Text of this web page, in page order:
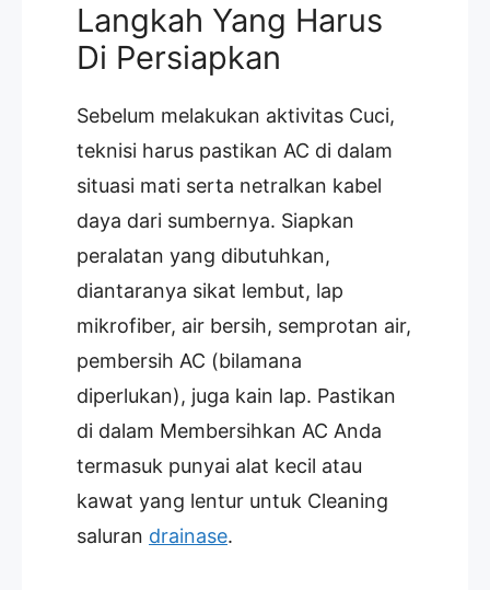
Langkah Yang Harus
Di Persiapkan
Sebelum melakukan aktivitas Cuci,
teknisi harus pastikan AC di dalam
situasi mati serta netralkan kabel
daya dari sumbernya. Siapkan
peralatan yang dibutuhkan,
diantaranya sikat lembut, lap
mikrofiber, air bersih, semprotan air,
pembersih AC (bilamana
diperlukan), juga kain lap. Pastikan
di dalam Membersihkan AC Anda
termasuk punyai alat kecil atau
kawat yang lentur untuk Cleaning
saluran drainase.